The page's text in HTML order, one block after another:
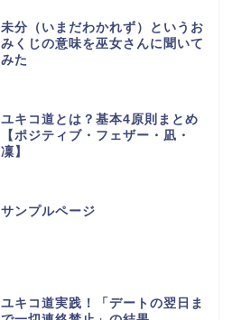
未分（いまだわかれず）というお
みくじの意味を巫女さんに聞いて
みた
ユキコ道とは？基本4原則まとめ
【ポジティブ・フェザー・凪・
凜】
サンプルページ
ユキコ道実践！「デートの翌日ま